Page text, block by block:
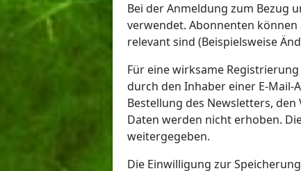
Bei der Anmeldung zum Bezug
verwendet. Abonnenten
relevant sind (Beispielsweise
Für eine wirksame
durch den Inhaber einer E-
Bestellung des Newsletters,
Daten werden nicht erhoben.
weitergegeben.
Die Einwilligung zur